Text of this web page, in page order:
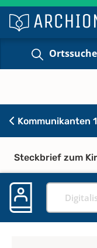
Ortssuche
Kommunikanten
Steckbrief zum